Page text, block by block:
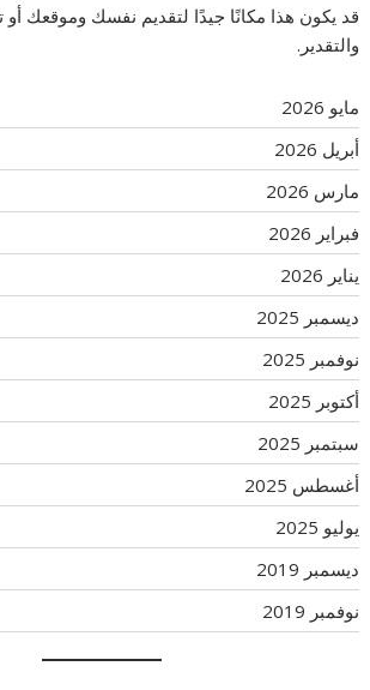
قد يكون هذا مكانًا جيدًا لتقديم نفسك وموقعك
والتقدير.
مايو 2026
أبريل 2026
مارس 2026
فبراير 2026
يناير 2026
ديسمبر 2025
نوفمبر 2025
أكتوبر 2025
سبتمبر 2025
أغسطس 2025
يوليو 2025
ديسمبر 2019
نوفمبر 2019